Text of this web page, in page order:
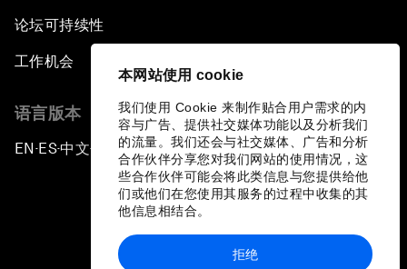
本网站使用 cookie
我们使用 Cookie 来制作贴合用户需求的内
容与广告、提供社交媒体功能以及分析我们
的流量。我们还会与社交媒体、广告和分析
合作伙伴分享您对我们网站的使用情况，这
些合作伙伴可能会将此类信息与您提供给他
们或他们在您使用其服务的过程中收集的其
他信息相结合。
拒绝
论坛可持续性
工作机会
语言版本
EN ▪ES▪中文▪ 日本語